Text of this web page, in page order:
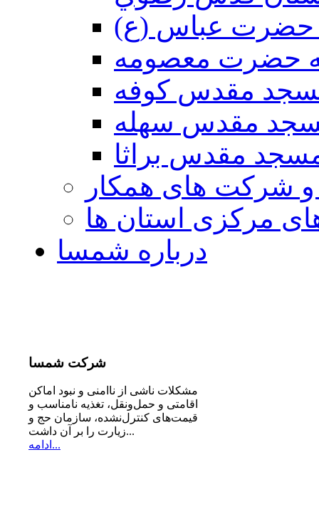
حضرت عباس (ع)
حضرت معصومه
مقدس كوفه
مقدس سهله
مقدس براثا
و شرکت های همکار
مرکزی استان ها
درباره شمسا
شرکت شمسا
مشكلات ناشی از ناامنی و نبود اماكن
اقامتی و حمل‌ونقل، تغذیه‌ نامناسب و
قیمت‌های كنترل‌نشده، سازمان حج و
زیارت را بر آن داشت...
ادامه...